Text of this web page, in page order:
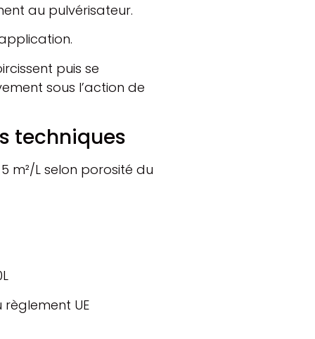
au pulvérisateur.
puis se
sous l’action de
techniques
m²/L selon porosité du
UE